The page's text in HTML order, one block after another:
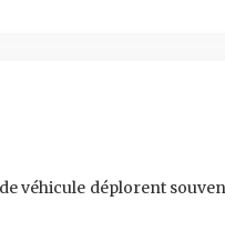
véhicule déplorent